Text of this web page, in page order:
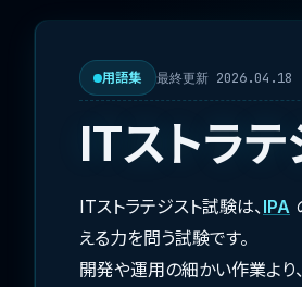
用語集 最終更新 2026.04.18
ITストラ
ITストラテジスト試験は、IPA
える力を問う試験です。
開発や運用の細かい作業より